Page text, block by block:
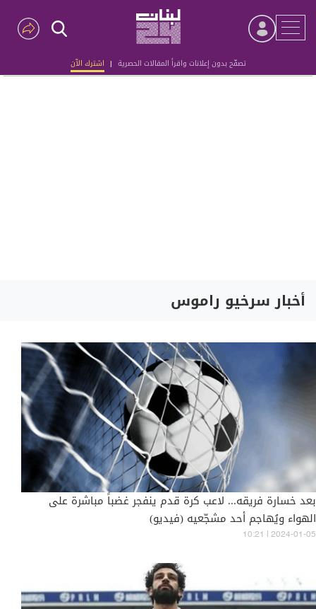
تصفّح بدون إعلانات واقرأ المقالات الحصرية | اشترك الآن
Advertisement
أخبار سرخيو راموس
بعد خسارة فريقه... لاعب كرة قدم ينفجر غضباً مباشرة على
الهواء ويُهاجم أحد مشجّعيه (فيديو)
10:21 | 2024-01-05